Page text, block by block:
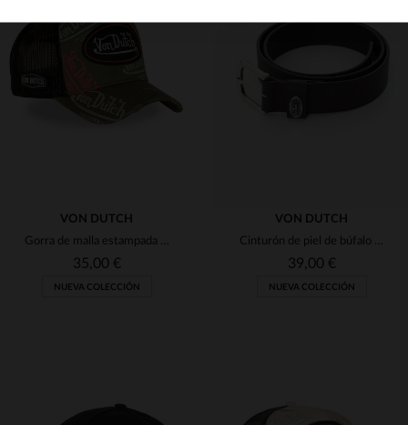
TALLAS DISPONIBLES TALLAS DISPONIBLES
VON DUTCH
Gorra de malla estampada en negro, rojo y caqui con logo desgastado.
35,00 €
NUEVA COLECCIÓN
VON DUTCH
Cinturón de piel de búfalo marrón
39,00 €
NUEVA COLECCIÓN